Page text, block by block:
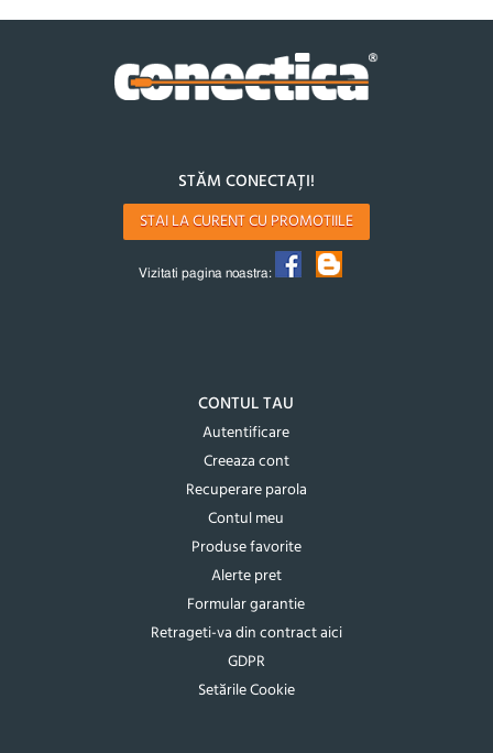
STĂM CONECTAȚI!
STAI LA CURENT CU PROMOTIILE
Vizitati pagina noastra:
CONTUL TAU
Autentificare
Creeaza cont
Recuperare parola
Contul meu
Produse favorite
Alerte pret
Formular garantie
Retrageti-va din contract aici
GDPR
Setările Cookie